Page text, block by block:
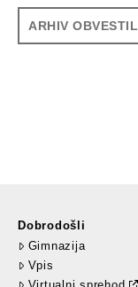
ARHIV OBVESTIL
Dobrodošli
Gimnazija
Vpis
Virtualni sprehod